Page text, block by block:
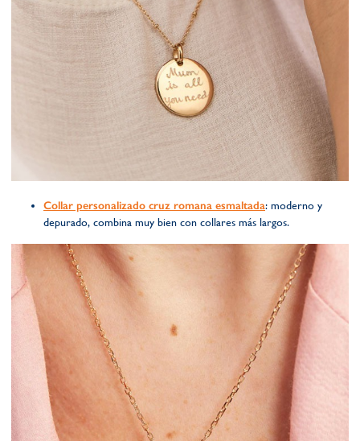
Collar personalizado cruz romana esmaltada: moderno y
depurado, combina muy bien con collares más largos.